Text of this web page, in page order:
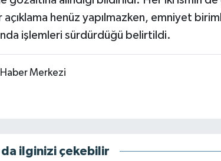
açıklama henüz yapılmazken, emniyet
işlemleri sürdürdüğü belirtildi.
Haber Merkezi
da ilginizi çekebilir